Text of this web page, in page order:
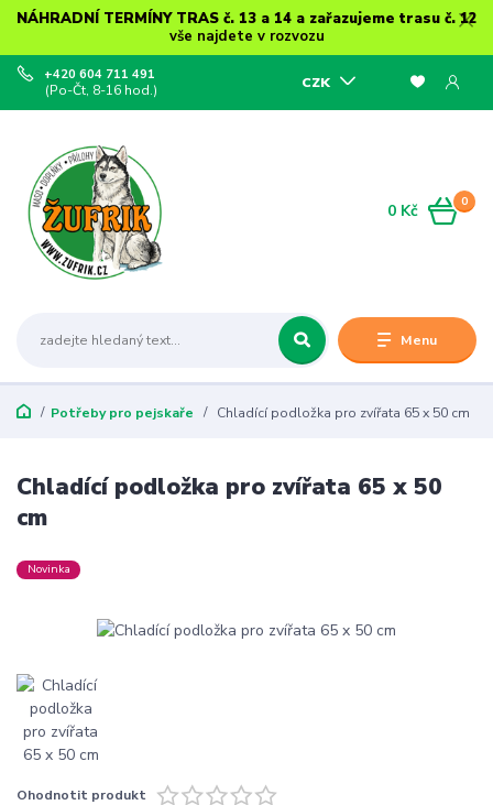
NÁHRADNÍ TERMÍNY TRAS č. 13 a 14 a zařazujeme trasu č. 12
vše najdete v rozvozu
Menu
CZK
+420 604 711 491
(Po-Čt, 8-16 hod.)
0
0 Kč
Potřeby pro pejskaře Chladící podložka pro zvířata 65 x 50 cm
Chladící podložka pro zvířata 65 x 50
cm
Novinka
Ohodnotit produkt